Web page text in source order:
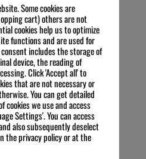
Some cookies are
cart) others are not
cookies help us to optimize
functions and are used for
includes the storage of
device, the reading of
Click 'Accept all' to
that are not necessary or
You can get detailed
cookies we use and access
Settings'. You can access
also subsequently deselect
the privacy policy or at the